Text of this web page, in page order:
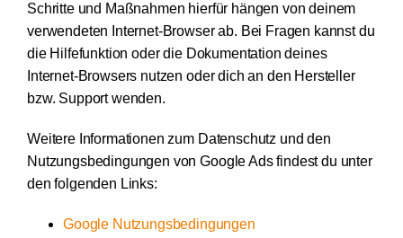
Schritte und Maßnahmen hierfür hängen von deinem
verwendeten Internet-Browser ab. Bei Fragen kannst du
die Hilfefunktion oder die Dokumentation deines
Internet-Browsers nutzen oder dich an den Hersteller
bzw. Support wenden.
Weitere Informationen zum Datenschutz und den
Nutzungsbedingungen von Google Ads findest du unter
den folgenden Links:
Google Nutzungsbedingungen